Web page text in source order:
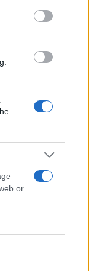
or